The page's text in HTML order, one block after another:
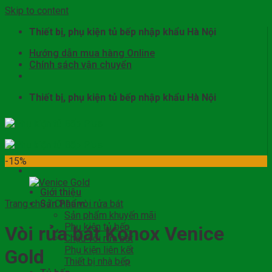
Skip to content
Thiết bị, phụ kiện tủ bếp nhập khẩu Hà Nội
Hướng dẫn mua hàng Online
Chính sách vận chuyển
Thiết bị, phụ kiện tủ bếp nhập khẩu Hà Nội
Giới thiệu
Sản Phẩm
Sản phẩm khuyến mãi
Phụ kiện tủ bếp
Chậu vòi rửa bát
Phụ kiện liên kết
Thiết bị nhà bếp
-15%
Trang chủ / Chậu vòi rửa bát
Vòi rửa bát Konox Venice
Gold